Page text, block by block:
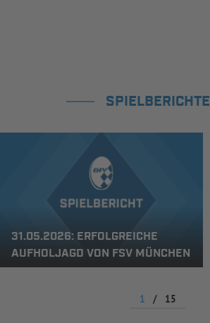
SPIELBERICHTE
31.05.2026: ERFOLGREICHE
AUFHOLJAGD VON FSV MÜNCHEN
1 / 15